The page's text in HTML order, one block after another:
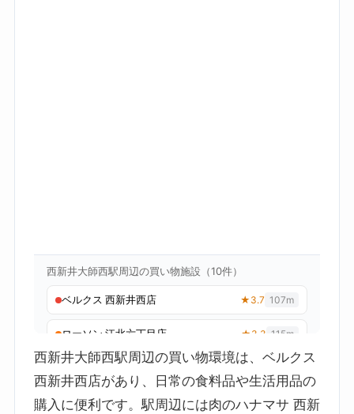
西新井大師西駅周辺の買い物環境は、ベルクス
西新井西店があり、日常の食料品や生活用品の
購入に便利です。駅周辺には肉のハナマサ 西新